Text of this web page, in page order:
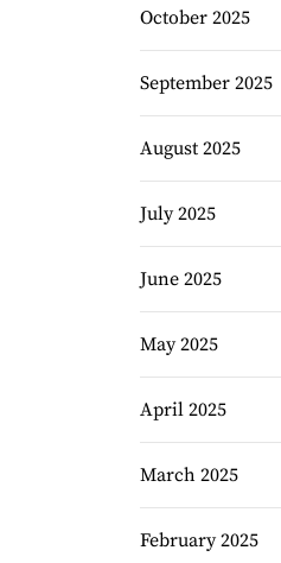
October 2025
September 2025
August 2025
July 2025
June 2025
May 2025
April 2025
March 2025
February 2025